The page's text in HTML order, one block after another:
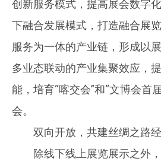
创新服务模式，提高展会数字
下融合发展模式，打造融合展
服务为一体的产业链，形成以
多业态联动的产业集聚效应，
能，培育“喀交会”和“文博会首
会。
双向开放，共建丝绸之路经
除线下线上展览展示之外，